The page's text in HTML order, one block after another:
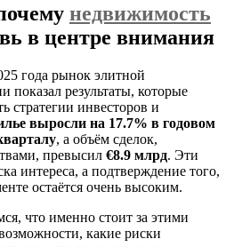
недвижимость
в центре внимания
года рынок элитной
показал результаты, которые
стратегии инвесторов и
выросли на 17.7% в годовом
, а объём сделок,
превысил €8.9 млрд. Эти
интереса, а подтверждение того,
остаётся очень высоким.
что именно стоит за этими
какие риски